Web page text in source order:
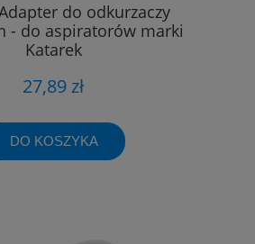
do odkurzaczy
- do aspiratorów marki
Katarek
27,89 zł
DO KOSZYKA